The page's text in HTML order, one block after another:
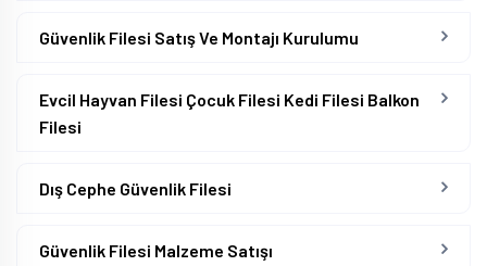
Güvenlik Filesi Satış Ve Montajı Kurulumu
Evcil Hayvan Filesi Çocuk Filesi Kedi Filesi Balkon
Filesi
Dış Cephe Güvenlik Filesi
Güvenlik Filesi Malzeme Satışı